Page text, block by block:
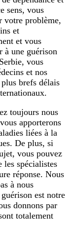
sens, vous
votre problème,
et
et vous
à une guérison
vous
et nos
brefs délais
toujours nous
apporterons
liées à la
De plus, si
vous pouvez
spécialistes
réponse. Nous
à nous
est notre
donnons par
totalement